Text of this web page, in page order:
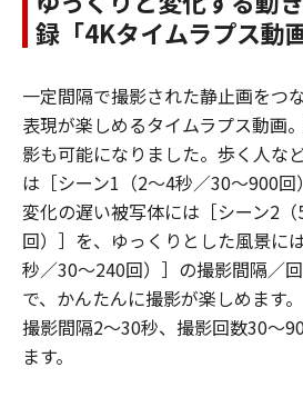
録「4Kタイムラプス動画
一定間隔で撮影された静止画をつ
表現が楽しめるタイムラプス動画
影も可能になりました。歩く人な
は［シーン1（2～4秒／30～900
変化の遅い被写体には［シーン2
回）］を、ゆっくりとした風景に
秒／30～240回）］の撮影間隔／
で、かんたんに撮影が楽しめます
撮影間隔2～30秒、撮影回数30～
ます。